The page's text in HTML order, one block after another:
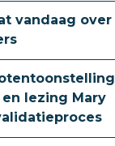
vandaag over
en lezing Mary